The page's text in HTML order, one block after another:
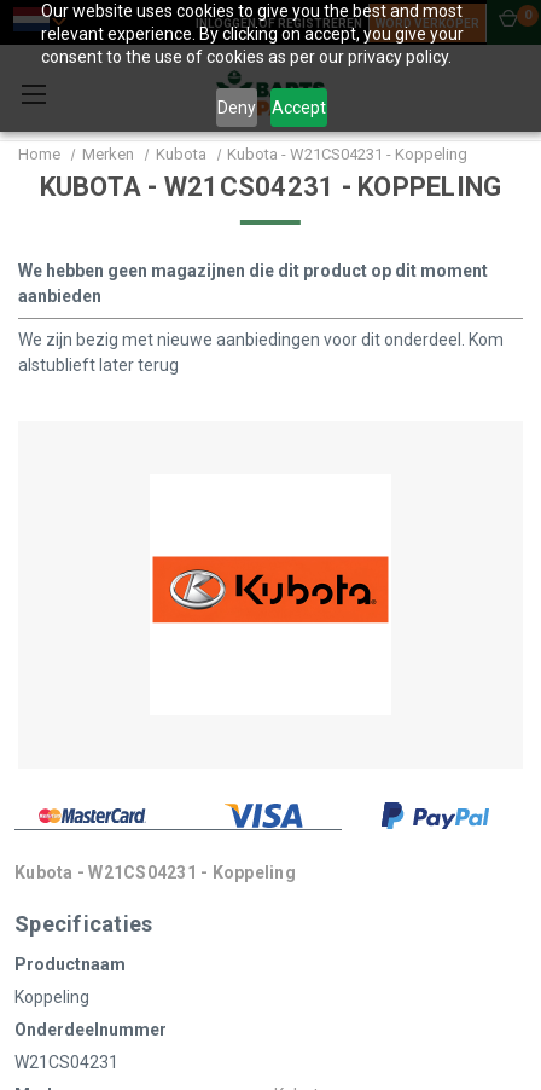
Our website uses cookies to give you the best and most
relevant experience. By clicking on accept, you give your
consent to the use of cookies as per our privacy policy.
Deny Accept
INLOGGEN OF REGISTREREN WORD VERKOPER
0
Home Merken Kubota Kubota - W21CS04231 - Koppeling
KUBOTA - W21CS04231 - KOPPELING
We hebben geen magazijnen die dit product op dit moment
aanbieden
We zijn bezig met nieuwe aanbiedingen voor dit onderdeel. Kom
alstublieft later terug
Kubota - W21CS04231 - Koppeling
Specificaties
Productnaam
Koppeling
Onderdeelnummer
W21CS04231